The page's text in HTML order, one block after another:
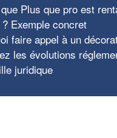
Plus que pro est
Exemple concret
faire appel à un
les évolutions
juridique